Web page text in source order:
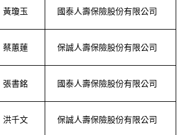
黃瓊玉 國泰人壽保險股份有限公司
蔡蕙蓮 保誠人壽保險股份有限公司
張書銘 國泰人壽保險股份有限公司
洪千文 保誠人壽保險股份有限公司